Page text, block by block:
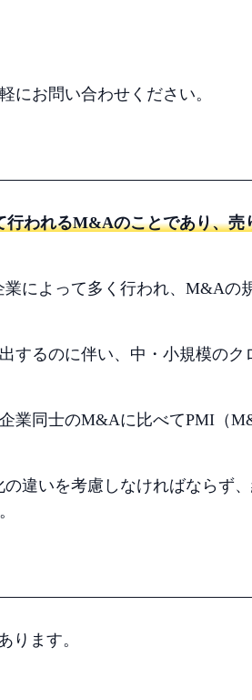
にお問い合わせください。
われるM&Aのことであり、売
によって多く行われ、M&Aの
するのに伴い、中・小規模の
業同士のM&Aに比べてPMI（
違いを考慮しなければならず
ります。